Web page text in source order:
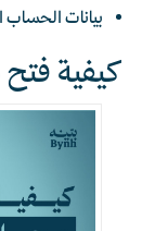
بيانات الحساب
كيفية